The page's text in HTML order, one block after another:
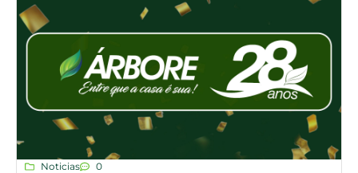
Noticias 0